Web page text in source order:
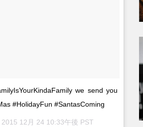
we send you
#HolidayFun #SantasComing
2015 12月 24 10:33午後 PST